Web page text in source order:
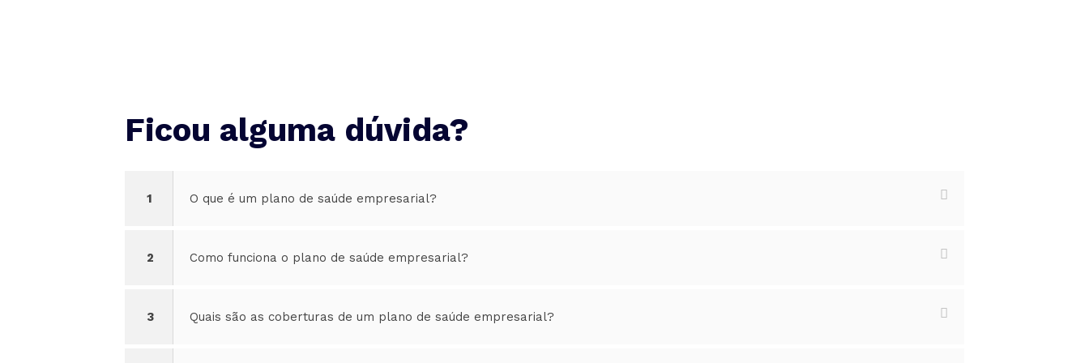
Ficou alguma dúvida?
1 O que é um plano de saúde empresarial?
2 Como funciona o plano de saúde empresarial?
3 Quais são as coberturas de um plano de saúde empresarial?